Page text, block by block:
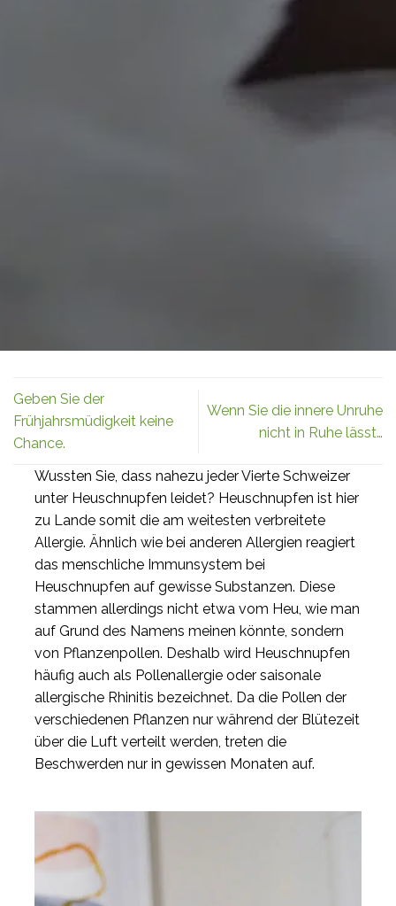
Wussten Sie, dass nahezu jeder Vierte Schweizer
unter Heuschnupfen leidet? Heuschnupfen ist hier
zu Lande somit die am weitesten verbreitete
Allergie. Ähnlich wie bei anderen Allergien reagiert
das menschliche Immunsystem bei
Heuschnupfen auf gewisse Substanzen. Diese
stammen allerdings nicht etwa vom Heu, wie man
auf Grund des Namens meinen könnte, sondern
von Pflanzenpollen. Deshalb wird Heuschnupfen
häufig auch als Pollenallergie oder saisonale
allergische Rhinitis bezeichnet. Da die Pollen der
verschiedenen Pflanzen nur während der Blütezeit
über die Luft verteilt werden, treten die
Beschwerden nur in gewissen Monaten auf.
Geben Sie der
Frühjahrsmüdigkeit keine
Chance.
Wenn Sie die innere Unruhe
nicht in Ruhe lässt…